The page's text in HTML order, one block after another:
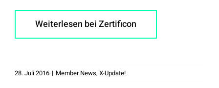
Weiterlesen bei Zertificon
28. Juli 2016 | Member News, X-Update!